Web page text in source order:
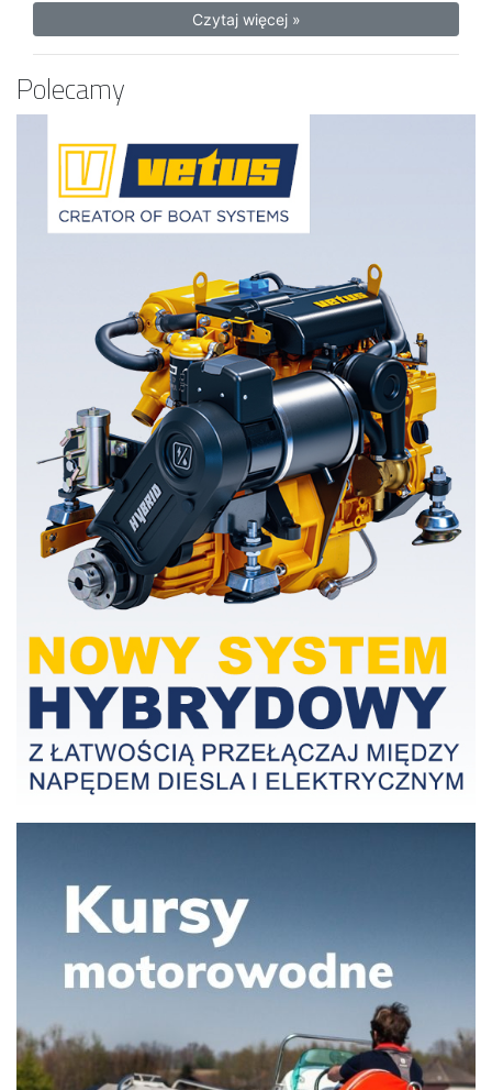
Czytaj więcej »
Polecamy